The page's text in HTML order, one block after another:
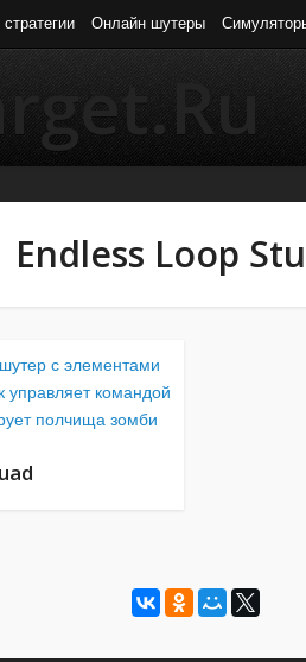
Онлайн шутеры
Endless Loop
с элементами
управляет командой
полчища зомби